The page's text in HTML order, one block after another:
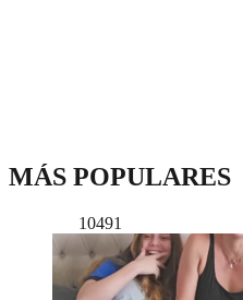
MÁS POPULARES
10491